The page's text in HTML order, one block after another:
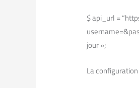
$ api_url =
jour »;
La